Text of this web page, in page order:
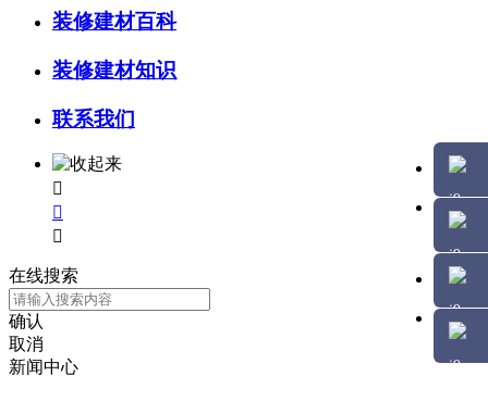
装修建材百科
装修建材知识
联系我们



在线搜索
确认
取消
新闻中心